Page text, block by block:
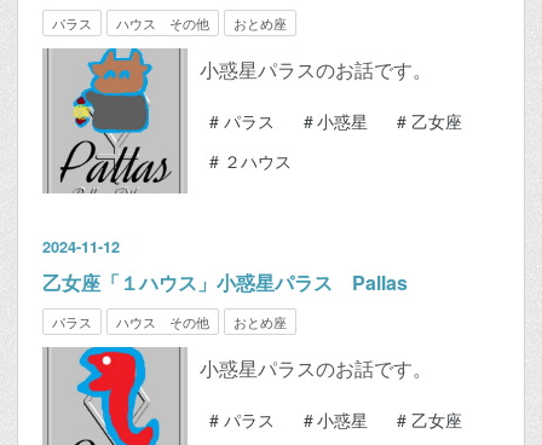
パラス ハウス その他 おとめ座
小惑星パラスのお話です。
# パラス #小惑星 # 乙女座
# ２ハウス
2024-11-12
乙女座「１ハウス」小惑星パラス Pallas
パラス ハウス その他 おとめ座
小惑星パラスのお話です。
# パラス #小惑星 # 乙女座